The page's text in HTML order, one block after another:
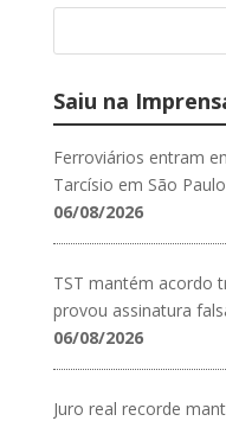
Saiu na
Ferroviários entram
Tarcísio em São Paulo
06/08/2026
TST mantém acordo
provou assinatura
06/08/2026
Juro real recorde